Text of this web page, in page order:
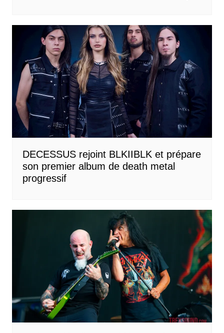
DECESSUS rejoint BLKIIBLK et prépare
son premier album de death metal
progressif